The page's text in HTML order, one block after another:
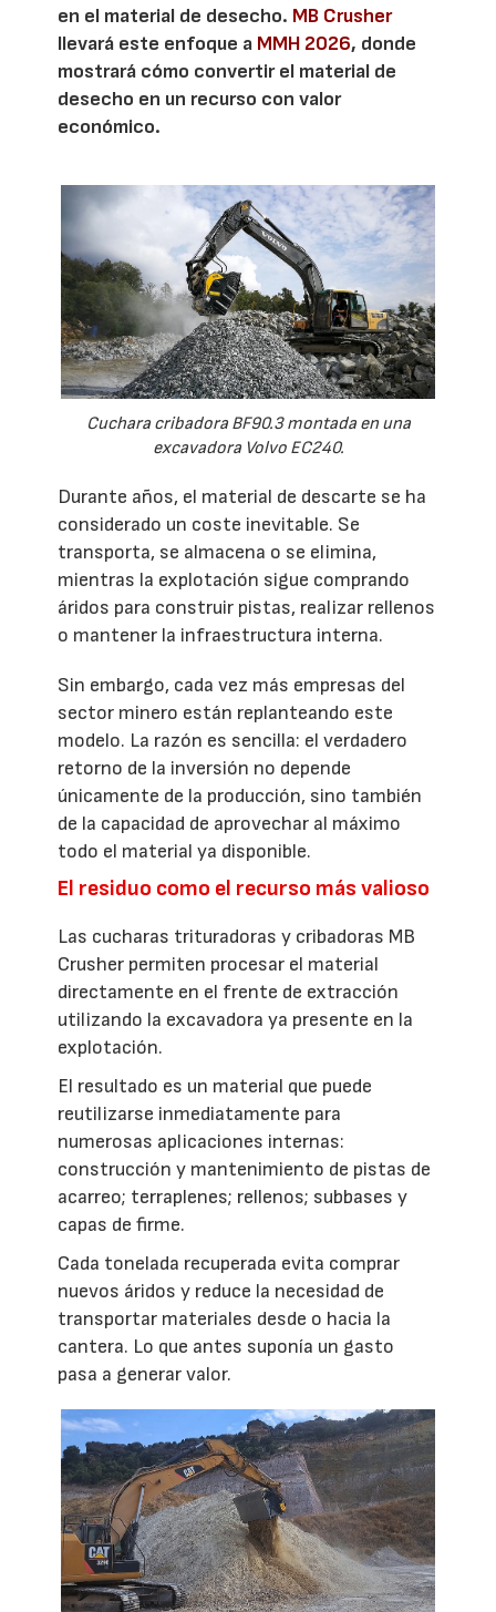
en el material de desecho. MB Crusher
llevará este enfoque a MMH 2026, donde
mostrará cómo convertir el material de
desecho en un recurso con valor
económico.
Cuchara cribadora BF90.3 montada en una
excavadora Volvo EC240.
Durante años, el material de descarte se ha
considerado un coste inevitable. Se
transporta, se almacena o se elimina,
mientras la explotación sigue comprando
áridos para construir pistas, realizar rellenos
o mantener la infraestructura interna.
Sin embargo, cada vez más empresas del
sector minero están replanteando este
modelo. La razón es sencilla: el verdadero
retorno de la inversión no depende
únicamente de la producción, sino también
de la capacidad de aprovechar al máximo
todo el material ya disponible.
El residuo como el recurso más valioso
Las cucharas trituradoras y cribadoras MB
Crusher permiten procesar el material
directamente en el frente de extracción
utilizando la excavadora ya presente en la
explotación.
El resultado es un material que puede
reutilizarse inmediatamente para
numerosas aplicaciones internas:
construcción y mantenimiento de pistas de
acarreo; terraplenes; rellenos; subbases y
capas de firme.
Cada tonelada recuperada evita comprar
nuevos áridos y reduce la necesidad de
transportar materiales desde o hacia la
cantera. Lo que antes suponía un gasto
pasa a generar valor.